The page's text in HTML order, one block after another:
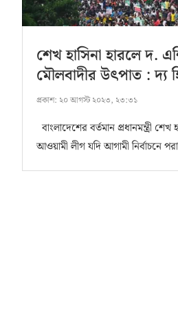
শেখ হাসিনা হারলে দ.
মৌলবাদীর উৎপাত : দ্য
প্রকাশ: ২০ আগস্ট ২০২৩, ২৩:৩১
বাংলাদেশের বর্তমান প্রধানমন্ত্রী শেখ
আওয়ামী লীগ যদি আগামী নির্বাচনে